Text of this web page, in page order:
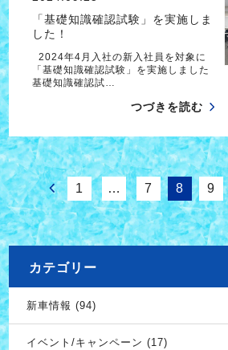
「基礎知識確認試験」を実施しま
した！
2024年4月入社の新入社員を対象に
「基礎知識確認試験」を実施しました
基礎知識確認試…
つづきを読む
1 … 7 8 9
カテゴリー
新車情報 (94)
イベント/キャンペーン (17)